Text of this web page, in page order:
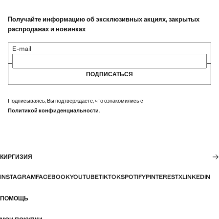
Получайте информацию об эксклюзивных акциях, закрытых
распродажах и новинках
E-mail
ПОДПИСАТЬСЯ
Подписываясь, Вы подтверждаете, что ознакомились с
Политикой конфиденциальности.
КИРГИЗИЯ
INSTAGRAMFACEBOOKYOUTUBETIKTOKSPOTIFYPINTERESTXLINKEDIN
ПОМОЩЬ